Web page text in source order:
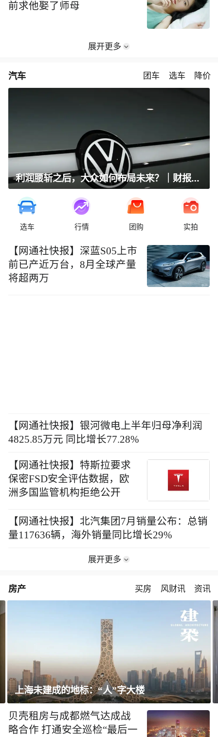
前求他娶了师母
展开更多
汽车 团车 选车 降价
利润腰斩之后，大众如何布局未来？｜财报全视角
选车 行情 团购 实拍
【网通社快报】深蓝S05上市
前已产近万台，8月全球产量
将超两万
【网通社快报】银河微电上半年归母净利润
4825.85万元 同比增长77.28%
【网通社快报】特斯拉要求
保密FSD安全评估数据，欧
洲多国监管机构拒绝公开
【网通社快报】北汽集团7月销量公布：总销
量117636辆，海外销量同比增长29%
展开更多
房产 买房 风财讯 资讯
建成的地标：“人”字大楼 飘窗竟
贝壳租房与成都燃气达成战
略合作 打通安全巡检“最后一